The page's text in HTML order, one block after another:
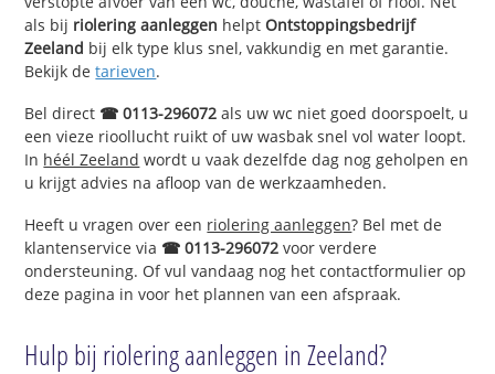
als bij riolering aanleggen helptOntstoppingsbedrijf
Zeeland bij elk type klus snel, vakkundig en met garantie.
Bekijk detarieven.
Bel direct ☎ 0113-296072 als uw wc niet goed doorspoelt, u
een vieze rioollucht ruikt of uw wasbak snel vol water loopt.
In héél Zeeland wordt u vaak dezelfde dag nog geholpen en
u krijgt advies na afloop van de werkzaamheden.
Heeft u vragen over een riolering aanleggen? Bel met de
klantenservice via ☎ 0113-296072 voor verdere
ondersteuning. Of vul vandaag nog het contactformulier op
deze pagina in voor het plannen van een afspraak.
Hulp bij riolering aanleggen in Zeeland?